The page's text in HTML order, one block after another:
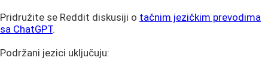
Pridružite se Reddit diskusiji o tačnim jezičkim prevodima
sa ChatGPT.
Podržani jezici uključuju: